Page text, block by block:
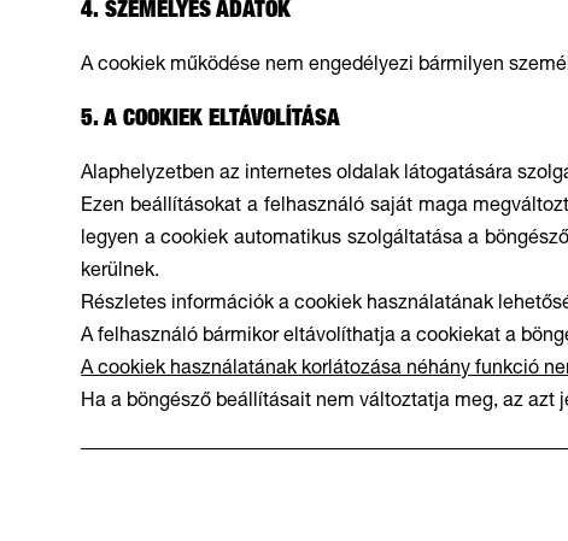
4. SZEMÉLYES ADATOK
A cookiek működése nem engedélyezi bármilyen
5. A COOKIEK ELTÁVOLÍTÁSA
Alaphelyzetben az internetes oldalak látogatására
Ezen beállításokat a felhasználó saját maga
legyen a cookiek automatikus szolgáltatása a
kerülnek.
Részletes információk a cookiek használatának
A felhasználó bármikor eltávolíthatja a cookiekat a
A cookiek használatának korlátozása néhány funkció
Ha a böngésző beállításait nem változtatja meg, az